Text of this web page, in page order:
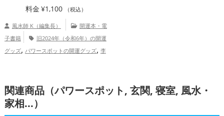
料金 ¥1,100 （税込）
風水師 K（編集長）
開運本・電
子書籍
旧2024年（令和6年）の開運
グッズ, パワースポットの開運グッズ, 李
関連商品（パワースポット, 玄関, 寝室, 風水・
家相...）